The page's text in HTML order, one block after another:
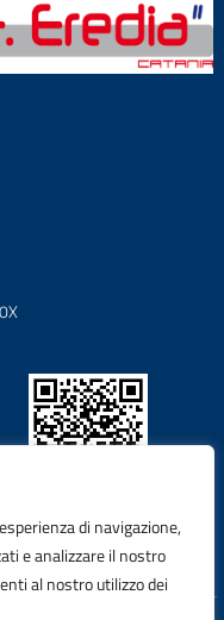
di navigazione,
e analizzare il nostro
al nostro utilizzo dei